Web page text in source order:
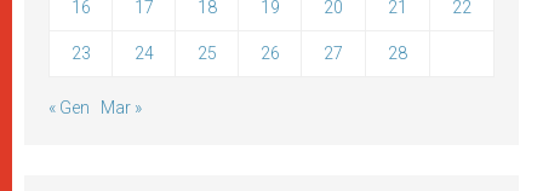
16 17 18 19 20 21 22
23 24 25 26 27 28
« Gen Mar »